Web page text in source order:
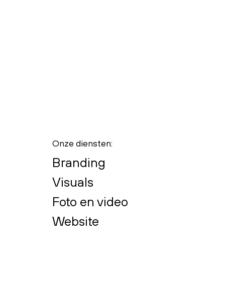
Onze diensten:
Branding
Visuals
Foto en video
Website